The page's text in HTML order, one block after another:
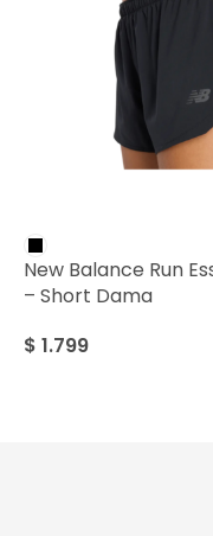
New Balance Run
– Short Dama
$ 1.799